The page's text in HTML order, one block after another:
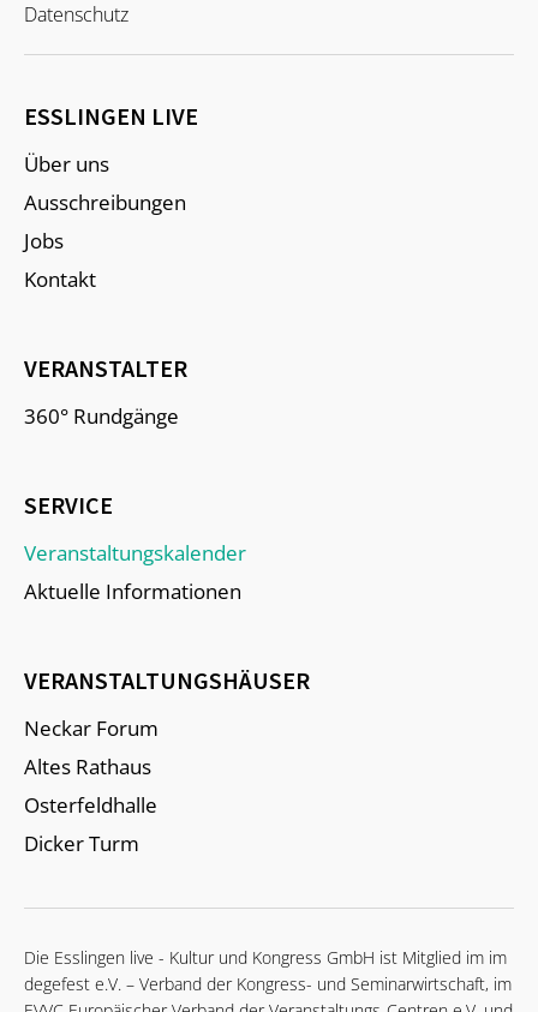
Datenschutz
ESSLINGEN LIVE
Über uns
Ausschreibungen
Jobs
Kontakt
VERANSTALTER
360° Rundgänge
SERVICE
Veranstaltungskalender
Aktuelle Informationen
VERANSTALTUNGSHÄUSER
Neckar Forum
Altes Rathaus
Osterfeldhalle
Dicker Turm
Die Esslingen live - Kultur und Kongress GmbH ist Mitglied im im
degefest e.V. – Verband der Kongress- und Seminarwirtschaft, im